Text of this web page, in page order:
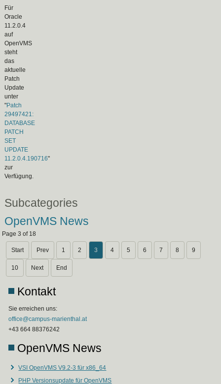
Für
Oracle
11.2.0.4
auf
OpenVMS
steht
das
aktuelle
Patch
Update
unter
"Patch
29497421:
DATABASE
PATCH
SET
UPDATE
11.2.0.4.190716"
zur
Verfügung.
Subcategories
OpenVMS News
Page 3 of 18
Start Prev 1 2 3 4 5 6 7 8 9
10 Next End
Kontakt
Sie erreichen uns:
office@campus-marienthal.at
+43 664 88376242
OpenVMS News
VSI OpenVMS V9.2-3 für x86_64
PHP Versionsupdate für OpenVMS